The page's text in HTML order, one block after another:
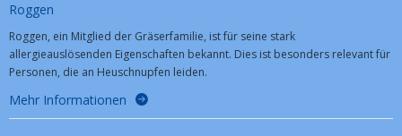
Roggen
Roggen, ein Mitglied der Gräserfamilie, ist für seine stark
allergieauslösenden Eigenschaften bekannt. Dies ist besonders relevant für
Personen, die an Heuschnupfen leiden.
Mehr Informationen